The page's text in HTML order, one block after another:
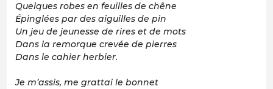
Quelques robes en feuilles de chêne
Épinglées par des aiguilles de pin
Un jeu de jeunesse de rires et de mots
Dans la remorque crevée de pierres
Dans le cahier herbier.
Je m’assis, me grattai le bonnet